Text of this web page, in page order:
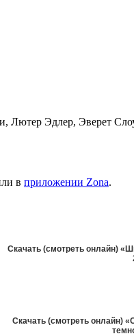
Лютер Эдлер, Эверет
в приложении Zona.
Скачать (смотреть онлайн)
Скачать (смотреть онлайн)